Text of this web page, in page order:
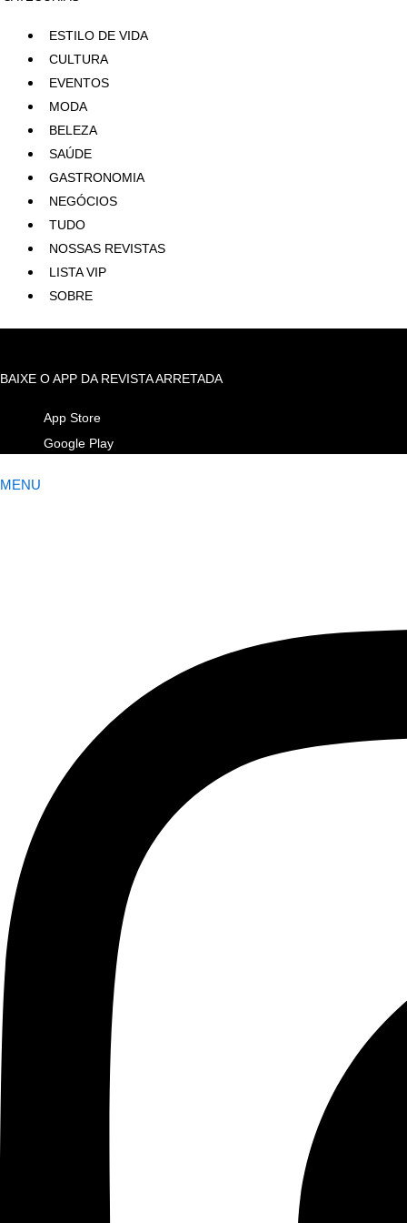
ESTILO DE VIDA
CULTURA
EVENTOS
MODA
BELEZA
SAÚDE
GASTRONOMIA
NEGÓCIOS
TUDO
NOSSAS REVISTAS
LISTA VIP
SOBRE
BAIXE O APP DA REVISTA ARRETADA
App Store
Google Play
MENU